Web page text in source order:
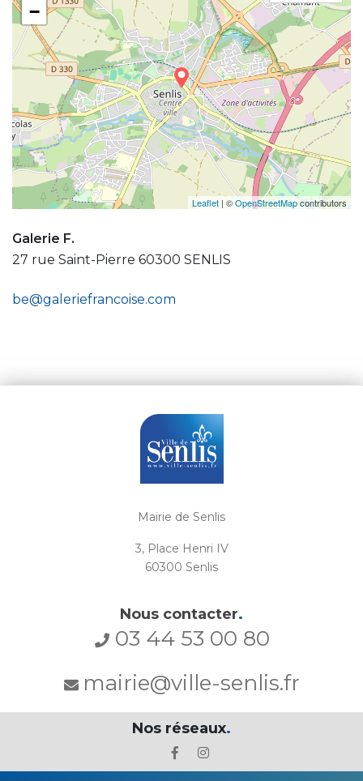
−
Leaflet | ©OpenStreetMapcontributors
Galerie F.
27 rue Saint-Pierre 60300 SENLIS
be@galeriefrancoise.com
Mairie de Senlis
3, Place Henri IV
60300 Senlis
Nous contacter.
03 44 53 00 80
mairie@ville-senlis.fr
Nos réseaux.